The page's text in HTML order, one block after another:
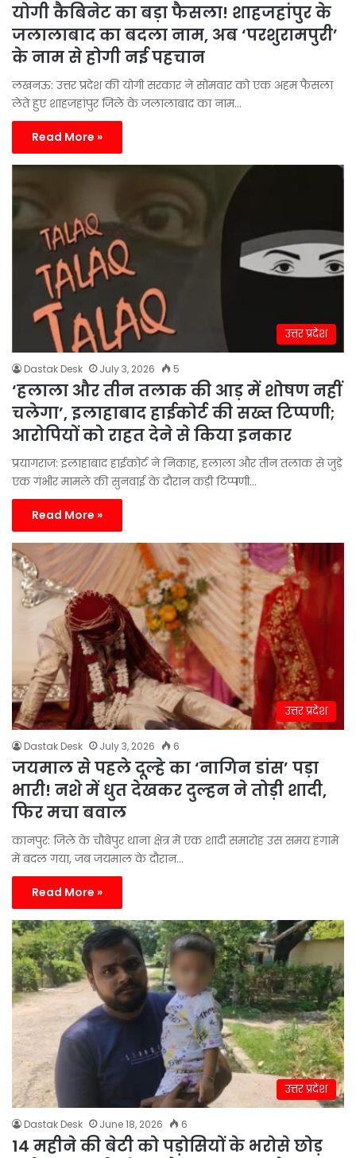
योगी कैबिनेट का बड़ा फैसला! शाहजहांपुर के
जलालाबाद का बदला नाम, अब ‘परशुरामपुरी’
के नाम से होगी नई पहचान
लखनऊ: उत्तर प्रदेश की योगी सरकार ने सोमवार को एक अहम फैसला
लेते हुए शाहजहांपुर जिले के जलालाबाद का नाम…
Read More »
उत्तर प्रदेश
Dastak Desk July 3, 2026 5
‘हलाला और तीन तलाक की आड़ में शोषण नहीं
चलेगा’, इलाहाबाद हाईकोर्ट की सख्त टिप्पणी;
आरोपियों को राहत देने से किया इनकार
प्रयागराज: इलाहाबाद हाईकोर्ट ने निकाह, हलाला और तीन तलाक से जुड़े
एक गंभीर मामले की सुनवाई के दौरान कड़ी टिप्पणी…
Read More »
उत्तर प्रदेश
Dastak Desk July 3, 2026 6
जयमाल से पहले दूल्हे का ‘नागिन डांस’ पड़ा
भारी! नशे में धुत देखकर दुल्हन ने तोड़ी शादी,
फिर मचा बवाल
कानपुर: जिले के चौबेपुर थाना क्षेत्र में एक शादी समारोह उस समय हंगामे
में बदल गया, जब जयमाल के दौरान…
Read More »
उत्तर प्रदेश
Dastak Desk June 18, 2026 6
14 महीने की बेटी को पड़ोसियों के भरोसे छोड़